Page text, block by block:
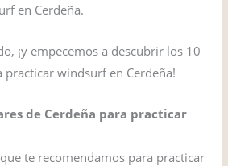
en Cerdeña.
¡y empecemos a descubrir los 10
practicar windsurf en Cerdeña!
de Cerdeña para practicar
te recomendamos para practicar